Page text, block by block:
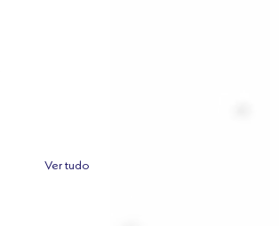
Ver tudo